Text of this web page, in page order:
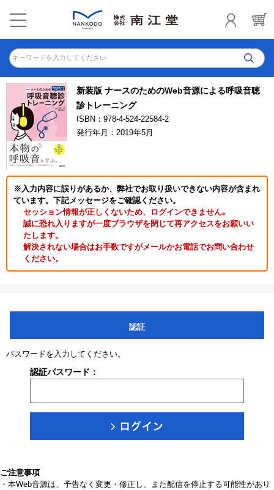
キーワードを入力してください
新装版 ナースのためのWeb音源による呼吸音聴
診トレーニング
ISBN：978-4-524-22584-2
発行年月：2019年5月
※入力内容に誤りがあるか、弊社でお取り扱いできない内容が含まれ
ています。下記メッセージをご確認ください。
セッション情報が正しくないため、ログインできません｡
誠に恐れ入りますが一度ブラウザを閉じて再アクセスをお願いい
たします。
解決されない場合はお手数ですがメールかお電話でお問い合わせ
ください。
認証
パスワードを入力してください。
認証パスワード：
ご注意事項
・本Web音源は、予告なく変更・修正し、また配信を停止する可能性があり